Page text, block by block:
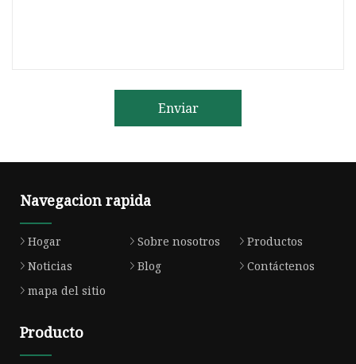
Enviar
Navegacion rapida
Hogar Sobre nosotros
Productos
Noticias
Blog
Contáctenos
mapa del sitio
Producto